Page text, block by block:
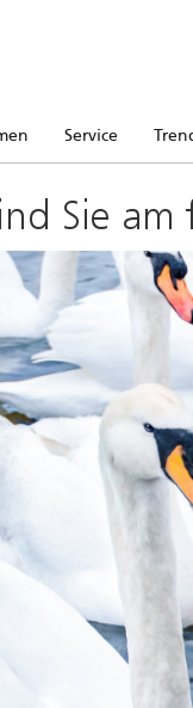
Service
Sie